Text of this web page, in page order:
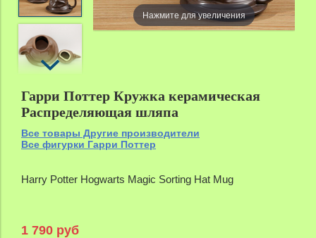
Нажмите для увеличения
Гарри Поттер Кружка керамическая
Распределяющая шляпа
Все товары Другие производители
Все фигурки Гарри Поттер
Harry Potter Hogwarts Magic Sorting Hat Mug
1 790 руб